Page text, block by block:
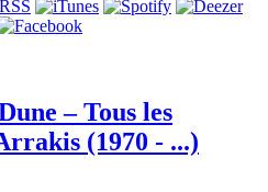
– Tous les
(1970 - ...)